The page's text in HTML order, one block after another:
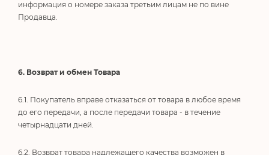
информация о номере заказа третьим лицам не по вине
Продавца.
6. Возврат и обмен Товара
6.1. Покупатель вправе отказаться от товара в любое время
до его передачи, а после передачи товара - в течение
четырнадцати дней.
6.2. Возврат товара надлежащего качества возможен в